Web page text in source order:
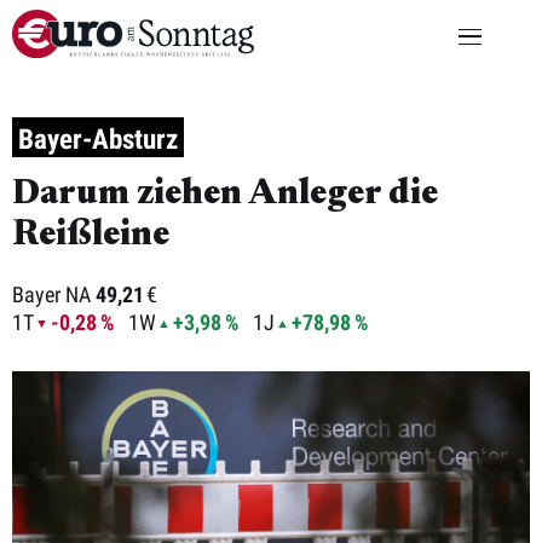
Bayer-Absturz
Darum ziehen Anleger die
Reißleine
Bayer NA49,21 €
1T
-0,28 % 1W +3,98 % 1J +78,98 %